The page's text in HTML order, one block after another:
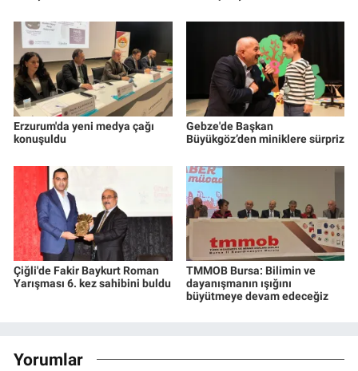
Erzurum'da yeni medya çağı
konuşuldu
Gebze'de Başkan
Büyükgöz’den miniklere sürpriz
Çiğli'de Fakir Baykurt Roman
Yarışması 6. kez sahibini buldu
TMMOB Bursa: Bilimin ve
dayanışmanın ışığını
büyütmeye devam edeceğiz
Yorumlar